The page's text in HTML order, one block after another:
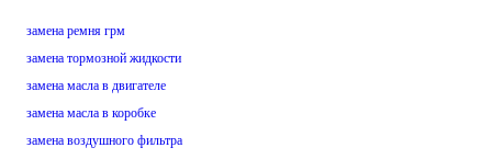
замена ремня грм
замена тормозной жидкости
замена масла в двигателе
замена масла в коробке
замена воздушного фильтра